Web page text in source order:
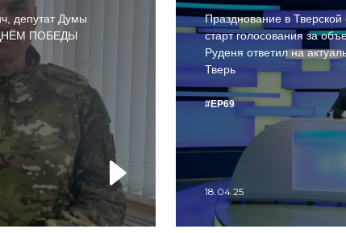
депутат Думы
ДНЁМ ПОБЕДЫ
Празднование в
старт голосования за
Руденя ответил на
Тверь
#ЕР69
18.04.25